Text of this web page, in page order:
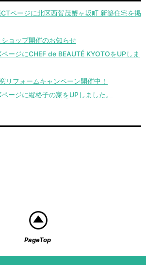
ページに北区西賀茂蟹ヶ坂町 新築住宅を掲
ショップ開催のお知らせ
ページにCHEF de BEAUTÉ KYOTOをUPしま
リフォームキャンペーン開催中！
ページに縦格子の家をUPしました。
PageTop